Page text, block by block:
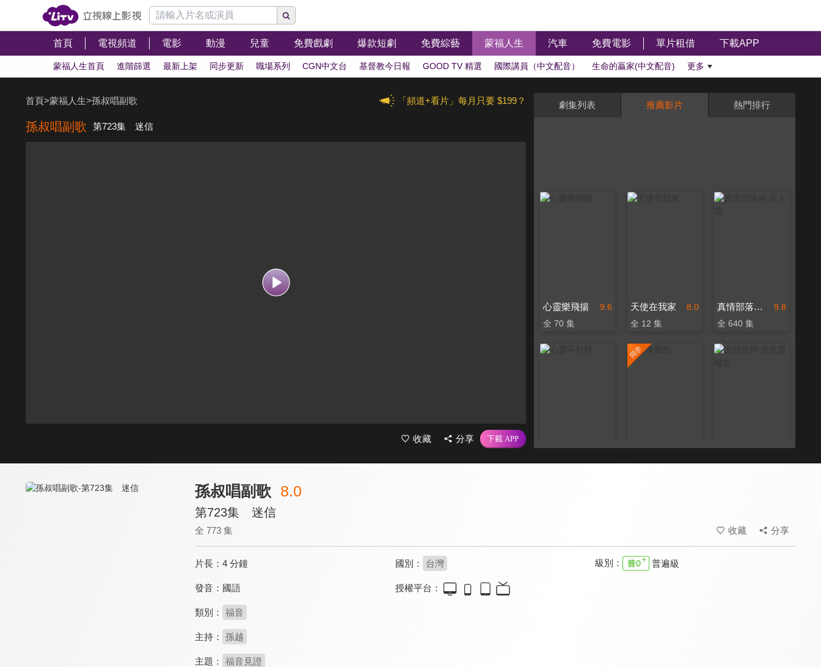
首頁 電視頻道 電影 動漫 兒童 免費戲劇 爆款短劇 免費綜藝 蒙福人生 汽車 免費電影 單片租借 下載APP
蒙福人生首頁 進階篩選 最新上架 同步更新 職場系列 CGN中文台 基督教今日報 GOOD TV 精選 國際講員（中文配音） 生命的贏家(中文配音) 更多
「頻道+看片」每月只要 $199？
首頁>蒙福人生>孫叔唱副歌
孫叔唱副歌 第723集 迷信
收藏 分享
劇集列表 推薦影片 熱門排行
9.6
心靈樂飛揚
全 70 集
8.0
天使在我家
全 12 集
9.8
真情部落格 名人篇
全 640 集
孫叔唱副歌 8.0
第723集 迷信
全 773 集 收藏 分享
片長： 4 分鐘 國別： 台灣 級別： 普遍級
發音： 國語 授權平台：
類別： 福音
主持： 孫越
主題： 福音見證